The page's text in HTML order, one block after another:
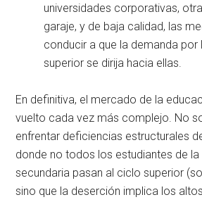
universidades corporativas,
garaje, y de baja calidad, las
conducir a que la demanda por
superior se dirija hacia ellas.
En definitiva, el mercado de la
vuelto cada vez más complejo. No
enfrentar deficiencias estructurales
donde no todos los estudiantes de
secundaria pasan al ciclo superior
sino que la deserción implica los